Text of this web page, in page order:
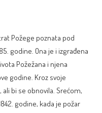
Požege poznata pod
godine. Ona je i izgrađena
Požežana i njena
godine. Kroz svoje
bi se obnovila. Srećom,
godine, kada je požar